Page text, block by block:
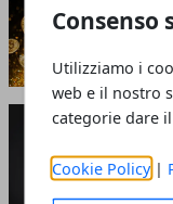
Consenso
Utilizziamo i
web e il nostro
categorie dare
Cookie Policy |
maggio
Perché
giugno 05,